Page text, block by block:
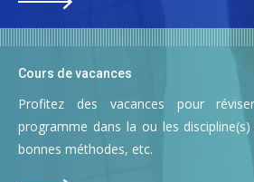
Cours de vacances
Profitez des vacances pour
programme dans la ou les
bonnes méthodes, etc.